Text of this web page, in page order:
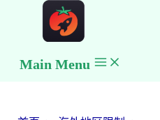
Main Menu